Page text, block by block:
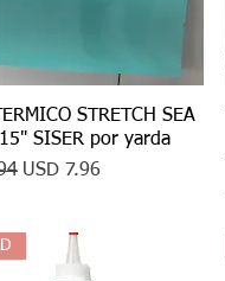
Vista rápidaSTRETCH SEA
SISER por yarda
Precio de oferta
USD 7.96